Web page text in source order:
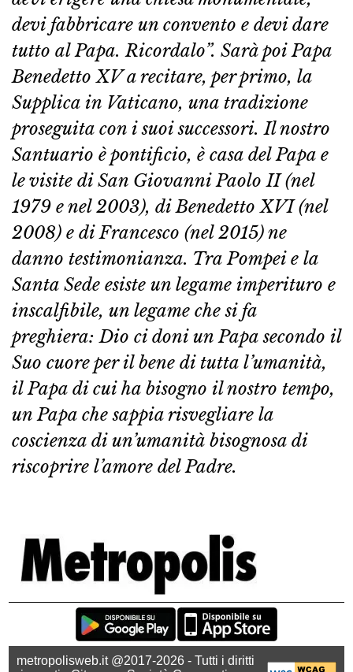
devi fabbricare un convento e devi dare
tutto al Papa. Ricordalo”. Sarà poi Papa
Benedetto XV a recitare, per primo, la
Supplica in Vaticano, una tradizione
proseguita con i suoi successori. Il nostro
Santuario è pontificio, è casa del Papa e
le visite di San Giovanni Paolo II (nel
1979 e nel 2003), di Benedetto XVI (nel
2008) e di Francesco (nel 2015) ne
danno testimonianza. Tra Pompei e la
Santa Sede esiste un legame imperituro e
inscalfibile, un legame che si fa
preghiera: Dio ci doni un Papa secondo il
Suo cuore per il bene di tutta l’umanità,
il Papa di cui ha bisogno il nostro tempo,
un Papa che sappia risvegliare la
coscienza di un’umanità bisognosa di
riscoprire l’amore del Padre.
metropolisweb.it @2017-2026 - Tutti i diritti